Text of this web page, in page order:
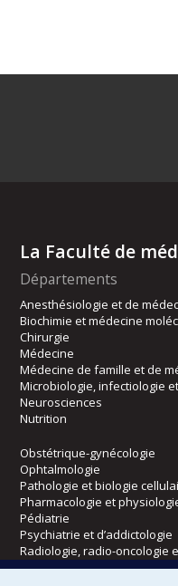
La Faculté de
Départements
Anesthésiologie et de
Biochimie et médecine
Chirurgie
Médecine
Médecine de famille et de
Microbiologie, infectiologie
Neurosciences
Nutrition
Obstétrique-gynécologie
Ophtalmologie
Pathologie et biologie
Pharmacologie et
Pédiatrie
Psychiatrie et d’addictologie
Radiologie, radio-oncologie